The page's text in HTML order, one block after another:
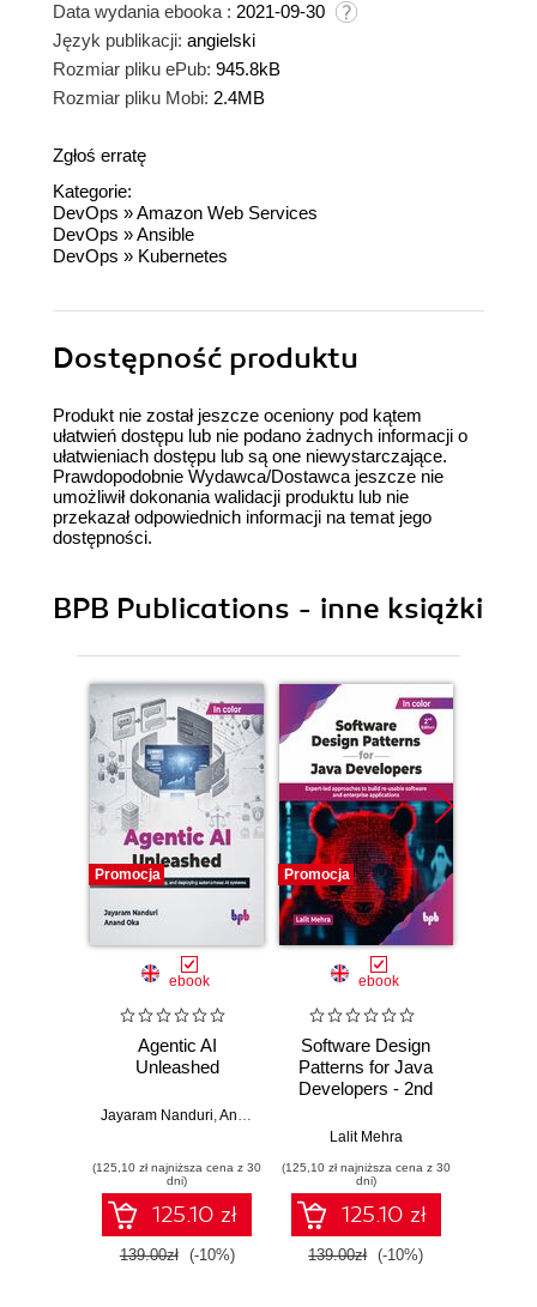
Data wydania ebooka : 2021-09-30
Język publikacji: angielski
Rozmiar pliku ePub: 945.8kB
Rozmiar pliku Mobi: 2.4MB
Zgłoś erratę
Kategorie:
DevOps »Amazon Web Services
DevOps »Ansible
DevOps » Kubernetes
Dostępność produktu
Produkt nie został jeszcze oceniony pod kątem
ułatwień dostępu lub nie podano żadnych informacji o
ułatwieniach dostępu lub są one niewystarczające.
Prawdopodobnie Wydawca/Dostawca jeszcze nie
umożliwił dokonania walidacji produktu lub nie
przekazał odpowiednich informacji na temat jego
dostępności.
BPB Publications - inne książki
Promocja
ebook
Agentic AI
Unleashed
Jayaram Nanduri Anand Oka
(125,10 zł najniższa cena z 30
dni)
125.10 zł
139.00zł (-10%)
Promocja
ebook
Software Design
Patterns for Java
Developers - 2nd
Lalit Mehra
(125,10 zł najniższa cena z 30
dni)
125.10 zł
139.00zł (-10%)